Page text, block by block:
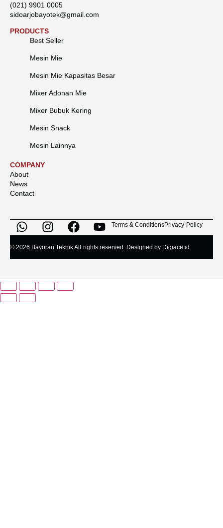
(021) 9901 0005
sidoarjobayotek@gmail.com
PRODUCTS
Best Seller
Mesin Mie
Mesin Mie Kapasitas Besar
Mixer Adonan Mie
Mixer Bubuk Kering
Mesin Snack
Mesin Lainnya
COMPANY
About
News
Contact
Terms & ConditionsPrivacy Policy
© 2026 Bayoran Teknik All rights reserved. Designed by Digiace.id